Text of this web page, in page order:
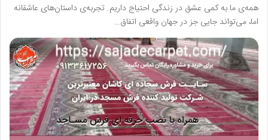
همه‌ی ما به کمی عشق در زندگی احتیاج داریم. تجربه‌ی داستان‌های عاشقانه
اما، می‌تواند جایی جز در جهان واقعی اتفاق…